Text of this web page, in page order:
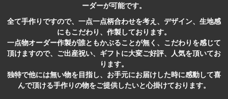
ーダーが可能です。
全て手作りですので、一点一点柄合わせを考え、デザイン、生地感
にもこだわり、作製しております。
一点物オーダー作製が誰ともかぶることが無く、こだわりを感じて
頂けますので、ご出産祝い、ギフトに大変ご好評、人気を頂いてお
ります。
独特で他には無い物を目指し、お手元にお届けした時に感動して喜
んで頂ける手作りの物をご提供したいと心掛けております。